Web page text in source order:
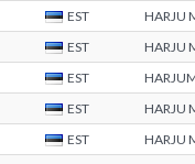
EST HARJU
EST
HARJU
EST
EST HARJU
EST HARJU